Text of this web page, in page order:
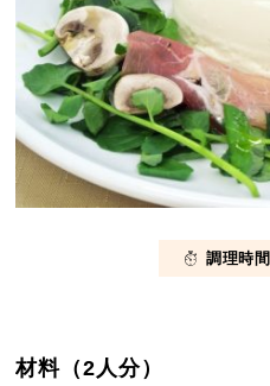
調理時間
材料（2人分）